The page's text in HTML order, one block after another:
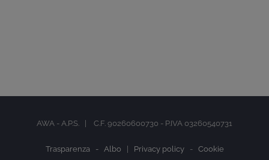
AWA - A.P.S. | C.F. 90260600730 - P.IVA 03260540731
Trasparenza - Albo Privacy policy- Cookie